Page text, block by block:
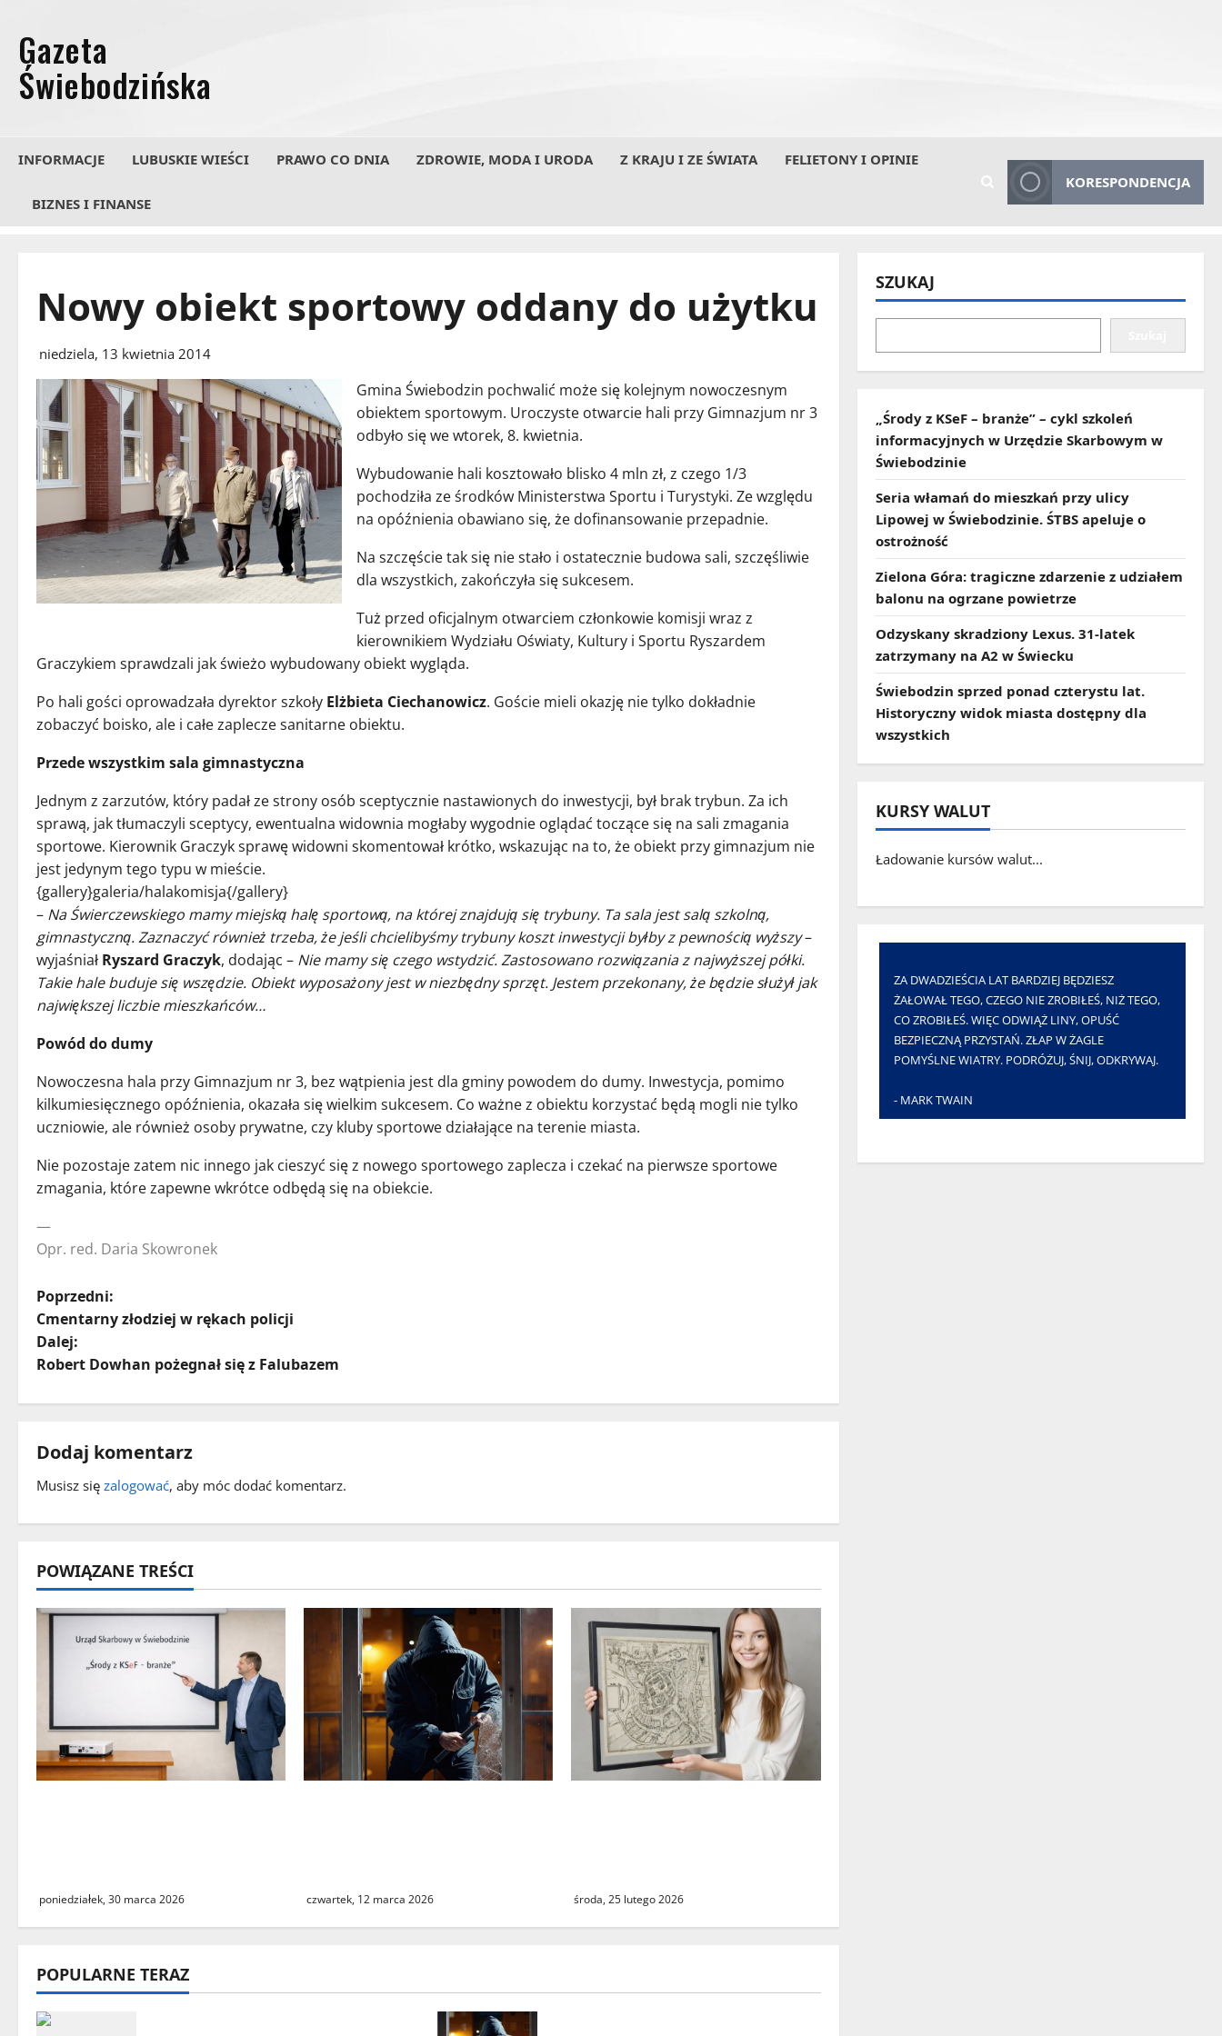
treści
INFORMACJE LUBUSKIE WIEŚCI PRAWO CO DNIA ZDROWIE, MODA I URODA Z KRAJU I ZE ŚWIATA FELIETONY I OPINIE
BIZNES I FINANSE
KORESPONDENCJA
Nowy obiekt sportowy oddany do użytku
niedziela, 13 kwietnia 2014
Gmina Świebodzin pochwalić może się kolejnym nowoczesnym
obiektem sportowym. Uroczyste otwarcie hali przy Gimnazjum nr 3
odbyło się we wtorek, 8. kwietnia.
Wybudowanie hali kosztowało blisko 4 mln zł, z czego 1/3
pochodziła ze środków Ministerstwa Sportu i Turystyki. Ze względu
na opóźnienia obawiano się, że dofinansowanie przepadnie.
Na szczęście tak się nie stało i ostatecznie budowa sali, szczęśliwie
dla wszystkich, zakończyła się sukcesem.
Tuż przed oficjalnym otwarciem członkowie komisji wraz z
kierownikiem Wydziału Oświaty, Kultury i Sportu Ryszardem
Graczykiem sprawdzali jak świeżo wybudowany obiekt wygląda.
Po hali gości oprowadzała dyrektor szkoły Elżbieta Ciechanowicz. Goście mieli okazję nie tylko dokładnie
zobaczyć boisko, ale i całe zaplecze sanitarne obiektu.
Przede wszystkim sala gimnastyczna
Jednym z zarzutów, który padał ze strony osób sceptycznie nastawionych do inwestycji, był brak trybun. Za ich
sprawą, jak tłumaczyli sceptycy, ewentualna widownia mogłaby wygodnie oglądać toczące się na sali zmagania
sportowe. Kierownik Graczyk sprawę widowni skomentował krótko, wskazując na to, że obiekt przy gimnazjum nie
jest jedynym tego typu w mieście.
{gallery}galeria/halakomisja{/gallery}
– Na Świerczewskiego mamy miejską halę sportową, na której znajdują się trybuny. Ta sala jest salą szkolną,
gimnastyczną. Zaznaczyć również trzeba, że jeśli chcielibyśmy trybuny koszt inwestycji byłby z pewnością wyższy–
wyjaśniał Ryszard Graczyk, dodając – Nie mamy się czego wstydzić. Zastosowano rozwiązania z najwyższej półki.
Takie hale buduje się wszędzie. Obiekt wyposażony jest w niezbędny sprzęt. Jestem przekonany, że będzie służył jak
największej liczbie mieszkańców…
Powód do dumy
Nowoczesna hala przy Gimnazjum nr 3, bez wątpienia jest dla gminy powodem do dumy. Inwestycja, pomimo
kilkumiesięcznego opóźnienia, okazała się wielkim sukcesem. Co ważne z obiektu korzystać będą mogli nie tylko
uczniowie, ale również osoby prywatne, czy kluby sportowe działające na terenie miasta.
Nie pozostaje zatem nic innego jak cieszyć się z nowego sportowego zaplecza i czekać na pierwsze sportowe
zmagania, które zapewne wkrótce odbędą się na obiekcie.
—
Opr. red. Daria Skowronek
Z
o
b
a
c
z
w
p
i
Poprzedni:
Cmentarny złodziej w rękach policji
Dalej:
Robert Dowhan pożegnał się z Falubazem
Dodaj komentarz
Musisz się zalogować, aby móc dodać komentarz.
POWIĄZANE TREŚCI
poniedziałek, 30 marca 2026 czwartek, 12 marca 2026 środa, 25 lutego 2026
POPULARNE TERAZ
SZUKAJ
„Środy z KSeF – branże” – cykl szkoleń
informacyjnych w Urzędzie Skarbowym w
Świebodzinie
Seria włamań do mieszkań przy ulicy
Lipowej w Świebodzinie. ŚTBS apeluje o
ostrożność
Zielona Góra: tragiczne zdarzenie z udziałem
balonu na ogrzane powietrze
Odzyskany skradziony Lexus. 31‑latek
zatrzymany na A2 w Świecku
Świebodzin sprzed ponad czterystu lat.
Historyczny widok miasta dostępny dla
wszystkich
KURSY WALUT
Ładowanie kursów walut...
ZA DWADZIEŚCIA LAT BARDZIEJ BĘDZIESZ
ŻAŁOWAŁ TEGO, CZEGO NIE ZROBIŁEŚ, NIŻ TEGO,
CO ZROBIŁEŚ. WIĘC ODWIĄŻ LINY, OPUŚĆ
BEZPIECZNĄ PRZYSTAŃ. ZŁAP W ŻAGLE
POMYŚLNE WIATRY. PODRÓŻUJ, ŚNIJ, ODKRYWAJ.
- MARK TWAIN